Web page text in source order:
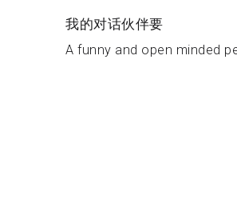
我的对话伙伴要
A funny and open minded